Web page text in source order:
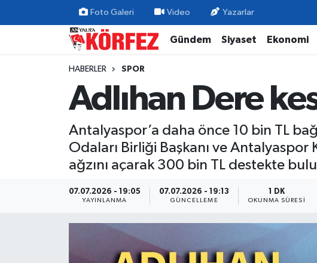
Foto Galeri Video Yazarlar
Gündem Siyaset Ekonomi
HABERLER SPOR
Adlıhan Dere
Antalyaspor’a daha önce 10 bin TL
Odaları Birliği Başkanı ve
ağzını açarak 300 bin TL destekte
07.07.2026 - 19:05
YAYINLANMA
07.07.2026 - 19:13
GÜNCELLEME
1 DK
OKUNMA SÜRESI
Gündem
Yerel Yönetim
Ekonomi
Nöbetçi Eczaneler
Trafik Durumu
Süper Lig Puan Durumu ve Fikstür
Tüm Manşetler
Son Dakika Haberleri